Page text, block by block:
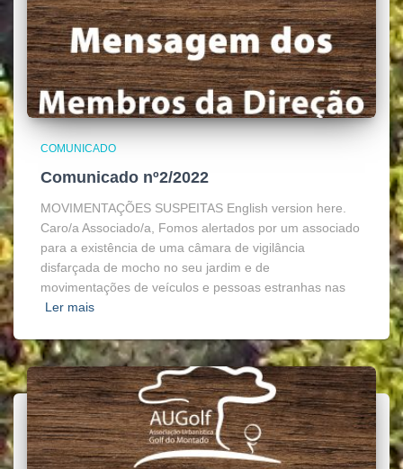
COMUNICADO
Comunicado nº2/2022
MOVIMENTAÇÕES SUSPEITAS English version here.
Caro/a Associado/a, Fomos alertados por um associado
para a existência de uma câmara de vigilância
disfarçada de mocho no seu jardim e de
movimentações de veículos e pessoas estranhas nas
Ler mais